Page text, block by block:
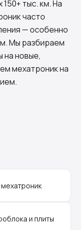
тыс. км. На
часто
— особенно
Мы разбираем
на новые,
мехатроник на
и плиты